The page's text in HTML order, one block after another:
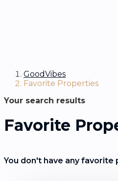
GoodVibes
Favorite Properties
Your search results
Favorite
You don't have any favorite